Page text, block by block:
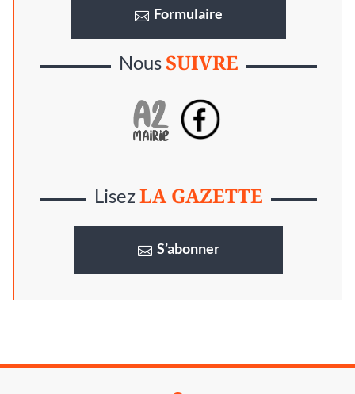
Formulaire
NousSUIVRE
LisezLA GAZETTE
S’abonner